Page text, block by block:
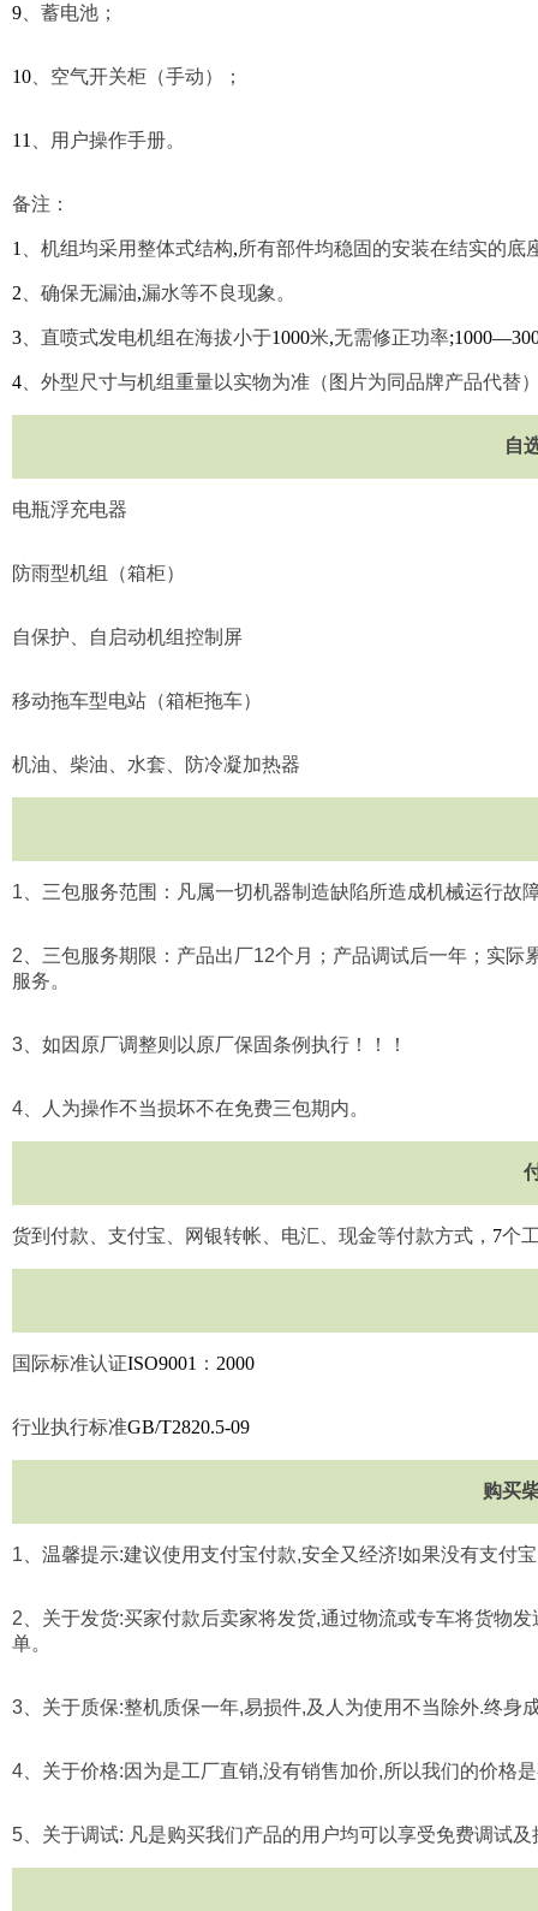
9 蓄电池；
10 、空气开关柜（手动）；
11 、用户操作手册。
备注：
1 、机组均采用整体式结构,所有部件均稳固的安装在结实的底
2 、确保无漏油,漏水等不良现象。
3 、直喷式发电机组在海拔小于1000米,无需修正功率
4 、外型尺寸与机组重量以实物为准（图片为同品牌产品代替
自
电瓶浮充电器
防雨型机组（箱柜）
自保护、自启动机组控制屏
移动拖车型电站（箱柜拖车）
机油、柴油、水套、防冷凝加热器
1 、三包服务范围：凡属一切机器制造缺陷所造成机械运行故
2 、三包服务期限：产品出厂12个月；产品调试后一年；实际
服务。
3 、如因原厂调整则以原厂保固条例执行！！！
4 、人为操作不当损坏不在免费三包期内。
货到付款、支付宝、网银转帐、电汇、现金等付款方式， 7个
国际标准认证ISO9001 ： 2000
行业执行标准GB/T2820.5-09
购买
1 、温馨提示:建议使用支付宝付款,安全又经济!如果没有支付宝
2 、关于发货:买家付款后卖家将发货,通过物流或专车将货物
单。
3 、关于质保:整机质保一年,易损件,及人为使用不当除外.终身
4 、关于价格:因为是工厂直销,没有销售加价,所以我们的价格
5 、关于调试: 凡是购买我们产品的用户均可以享受免费调试